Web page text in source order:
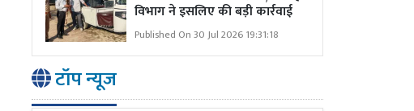
विभाग ने इसलिए की बड़ी कार्रवाई
Published On 30 Jul 2026 19:31:18
टॉप न्यूज